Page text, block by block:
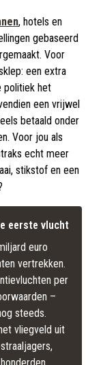
, hotels en
gebaseerd
Voor
een extra
politiek het
een vrijwel
betaald onder
Voor jou als
echt meer
stikstof en een
eerste vlucht
euro
vertrekken.
per
–
steeds.
vliegveld uit